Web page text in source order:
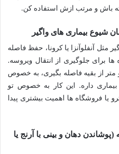
باش و مرتب ازش استفاده کن.
شیوع بیماری های واگیر
مثل آنفلوآنزا یا کرونا، حفظ فاصله
برای جلوگیری از انتقال ویروسه.
از بقیه فاصله بگیری، به خصوص
داره. این کار به خصوص تو
یا فروشگاه ها اهمیت بیشتری پیدا
دهان و بینی با آرنج یا